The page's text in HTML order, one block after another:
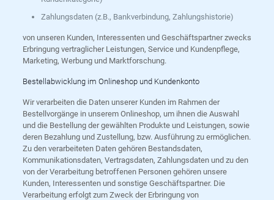
Zahlungsdaten (z.B., Bankverbindung, Zahlungshistorie)
von unseren Kunden, Interessenten und Geschäftspartner zwecks
Erbringung vertraglicher Leistungen, Service und Kundenpflege,
Marketing, Werbung und Marktforschung.
Bestellabwicklung im Onlineshop und Kundenkonto
Wir verarbeiten die Daten unserer Kunden im Rahmen der
Bestellvorgänge in unserem Onlineshop, um ihnen die Auswahl
und die Bestellung der gewählten Produkte und Leistungen, sowie
deren Bezahlung und Zustellung, bzw. Ausführung zu ermöglichen.
Zu den verarbeiteten Daten gehören Bestandsdaten,
Kommunikationsdaten, Vertragsdaten, Zahlungsdaten und zu den
von der Verarbeitung betroffenen Personen gehören unsere
Kunden, Interessenten und sonstige Geschäftspartner. Die
Verarbeitung erfolgt zum Zweck der Erbringung von